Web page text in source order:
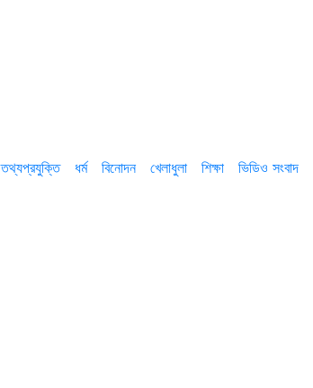
তথ্যপ্রযুক্তি ধর্ম বিনোদন খেলাধুলা শিক্ষা ভিডিও সংবাদ